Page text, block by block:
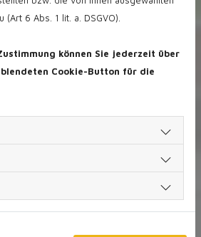
und
Hesse
2000 in der Immobilienbranche
GmbH ist
6 Abs. 1 lit. a. DSGVO).
können Sie jederzeit über
Cookie-Button für die